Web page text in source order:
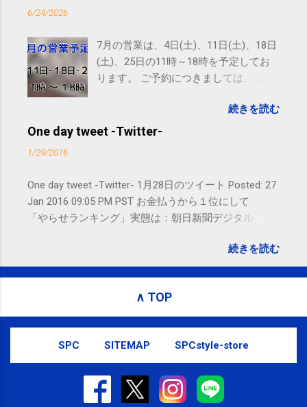
6/24/2026
7月の営業は、4日(土)、11日(土)、18日
(土)、25日の11時～18時を予定してお
ります。 ご予約につきましては、 こち
れないことがありますので、ご予約、
お問い合わせはSMS（ショートメッセ
続きを読む
One day tweet -Twitter-
1/29/2016
One day tweet -Twitter- 1月28日のツイート Posted: 27
Jan 2016 09:05 PM PST お金払うから１位にして
「やらせランキング」実態は：朝日新聞デジタル
to email updates from サクマフィジカルコンディショ
ニング(@SPCstyle) - Twilog . To stop receiving these
powered by Google Google Inc., 1600 Amphitheatre
Parkway, Mountain View, CA 94043, United States
続きを読む
∧ TOP
SPC SITEMAP SPCstyle-store